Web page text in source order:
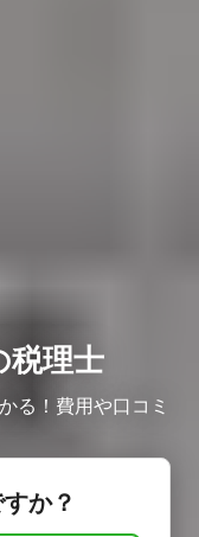
税理士
る！費用や口コミ
か？